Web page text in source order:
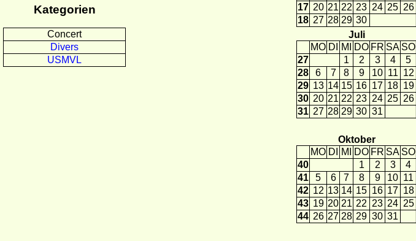
Kategorien
Concert
Divers
USMVL
17 20 21 22 23 24 25 26
18 27 28 29 30
Juli
MO DI MI DO FR SA SO
27
1 2 3 4
5
28
6 7 8 9 10 11 12
29 13 14 15 16 17 18 19
30 20 21 22 23 24 25 26
31 27 28 29 30 31
Oktober
MO DI MI DO FR SA SO
40
1 2 3
4
41
5 6 7 8 9 10 11
42 12 13 14 15 16 17 18
43 19 20 21 22 23 24 25
44 26 27 28 29 30 31